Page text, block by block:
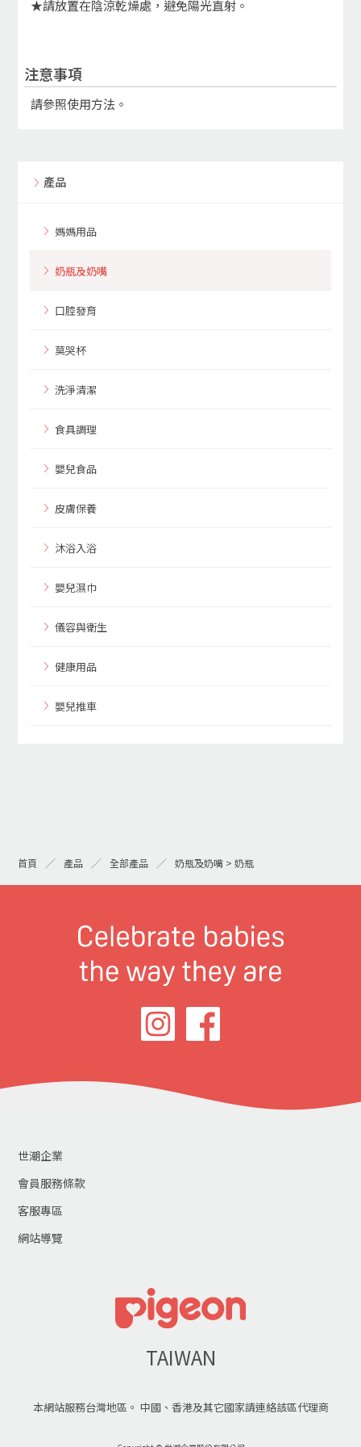
★請放置在陰涼乾燥處，避免陽光直射。
注意事項
請參照使用方法。
產品
媽媽用品
奶瓶及奶嘴
口腔發育
莫哭杯
洗淨清潔
食具調理
嬰兒食品
皮膚保養
沐浴入浴
嬰兒濕巾
儀容與衛生
健康用品
嬰兒推車
首頁 產品 全部產品 奶瓶及奶嘴 > 奶瓶
世潮企業
會員服務條款
客服專區
網站導覽
TAIWAN
本網站服務台灣地區。 中國、香港及其它國家請連絡該區代理商